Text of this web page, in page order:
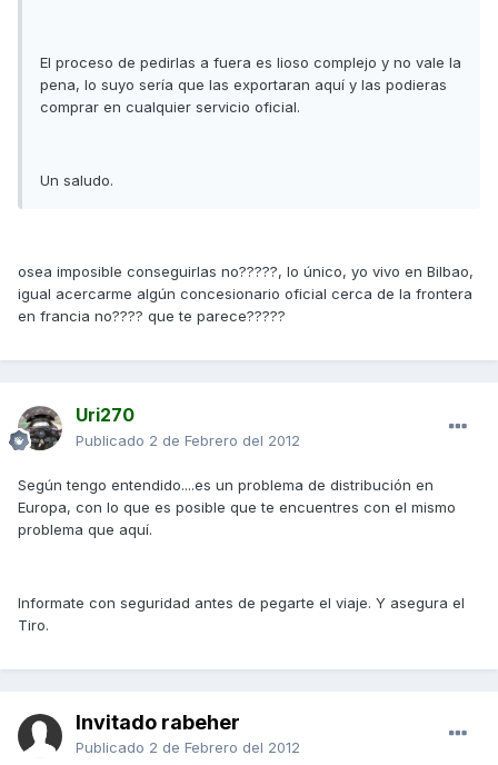
El proceso de pedirlas a fuera es lioso complejo y no vale la
pena, lo suyo sería que las exportaran aquí y las podieras
comprar en cualquier servicio oficial.
Un saludo.
osea imposible conseguirlas no?????, lo único, yo vivo en Bilbao,
igual acercarme algún concesionario oficial cerca de la frontera
en francia no???? que te parece?????
Uri270
Publicado 2 de Febrero del 2012
Según tengo entendido....es un problema de distribución en
Europa, con lo que es posible que te encuentres con el mismo
problema que aquí.
Informate con seguridad antes de pegarte el viaje. Y asegura el
Tiro.
Invitado rabeher
Publicado 2 de Febrero del 2012